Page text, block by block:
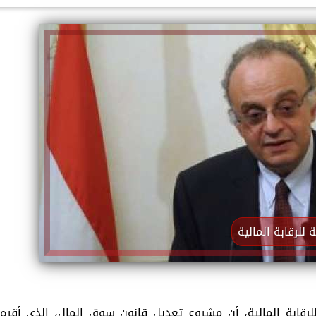
المالية
إلهام شرشر تكتب: دي مبقتش كورة..
دي سياسة
الكاتبة إلهام شرشر تهنئ الرئيس
السيسي بعيد ميلاده وتُشيد بجهوده
في بناء الدولة